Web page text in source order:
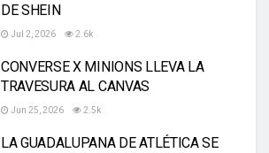
DE SHEIN
Jul 2, 2026 2.6k
CONVERSE X MINIONS LLEVA LA
TRAVESURA AL CANVAS
Jun 25, 2026 2.5k
LA GUADALUPANA DE ATLÉTICA SE